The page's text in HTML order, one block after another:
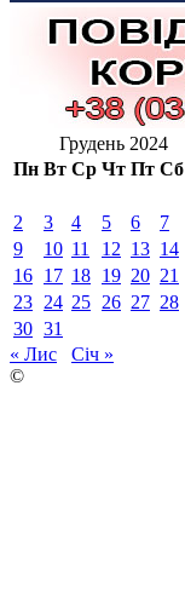
Грудень 2024
Пн Вт Ср Чт Пт Сб
2
3 4 5 6 7
9
10 11 12 13 14
16 17 18 19 20 21
23 24 25 26 27 28
30 31
« Лис
Січ »
©